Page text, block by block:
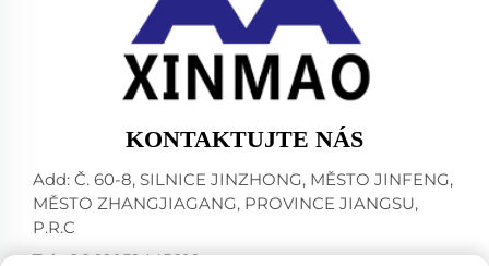
KONTAKTUJTE NÁS
Add: Č. 60-8, SILNICE JINZHONG, MĚSTO JINFENG,
MĚSTO ZHANGJIAGANG, PROVINCE JIANGSU,
P.R.C
Tel:+86-18952445692